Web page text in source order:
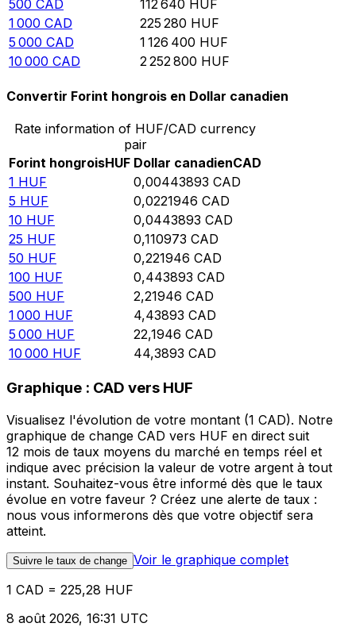
500 CAD 112 640 HUF
1 000 CAD 225 280 HUF
5 000 CAD 1 126 400 HUF
10 000 CAD 2 252 800 HUF
Convertir Forint hongrois en Dollar canadien
Rate information of HUF/CAD currency
pair
Forint hongroisHUF Dollar canadienCAD
1 HUF 0,00443893 CAD
5 HUF 0,0221946 CAD
10 HUF 0,0443893 CAD
25 HUF 0,110973 CAD
50 HUF 0,221946 CAD
100 HUF 0,443893 CAD
500 HUF 2,21946 CAD
1 000 HUF 4,43893 CAD
5 000 HUF 22,1946 CAD
10 000 HUF 44,3893 CAD
Graphique : CAD vers HUF
Visualisez l'évolution de votre montant (1 CAD). Notre
graphique de change CAD vers HUF en direct suit
12 mois de taux moyens du marché en temps réel et
indique avec précision la valeur de votre argent à tout
instant. Souhaitez-vous être informé dès que le taux
évolue en votre faveur ? Créez une alerte de taux :
nous vous informerons dès que votre objectif sera
atteint.
Suivre le taux de change Voir le graphique complet
1 CAD = 225,28 HUF
8 août 2026, 16:31 UTC